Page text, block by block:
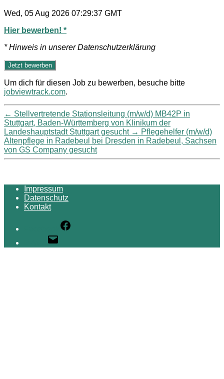
Wed, 05 Aug 2026 07:29:37 GMT
Hier bewerben! *
* Hinweis in unserer Datenschutzerklärung
Um dich für diesen Job zu bewerben, besuche bitte
jobviewtrack.com.
← Stellvertretende Stationsleitung (m/w/d) MB42P in
Stuttgart, Baden-Württemberg von Klinikum der
Landeshauptstadt Stuttgart gesucht → Pflegehelfer (m/w/d)
Altenpflege in Radebeul bei Dresden in Radebeul, Sachsen
von GS Company gesucht
Impressum
Datenschutz
Kontakt